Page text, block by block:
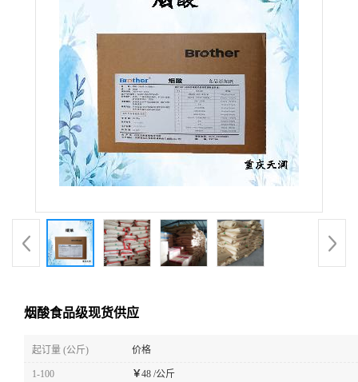
烟酸食品级现货供应
起订量 (公斤) 价格
1-100 ￥48 /公斤